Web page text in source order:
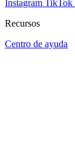
Instagram TikTok
Recursos
Centro de ayuda